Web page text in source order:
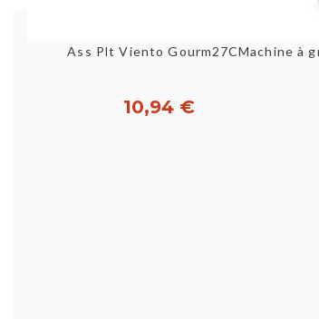
Aperçu rapide
Ass Plt Viento Gourm27Cm
10,94 €